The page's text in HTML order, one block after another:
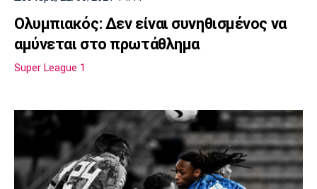
Ολυμπιακός: Δεν είναι συνηθισμένος να
αμύνεται στο πρωτάθλημα
Super League 1